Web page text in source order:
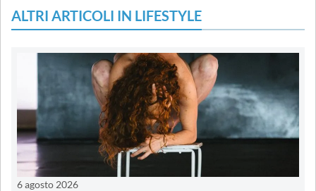
ALTRI ARTICOLI IN LIFESTYLE
6 agosto 2026